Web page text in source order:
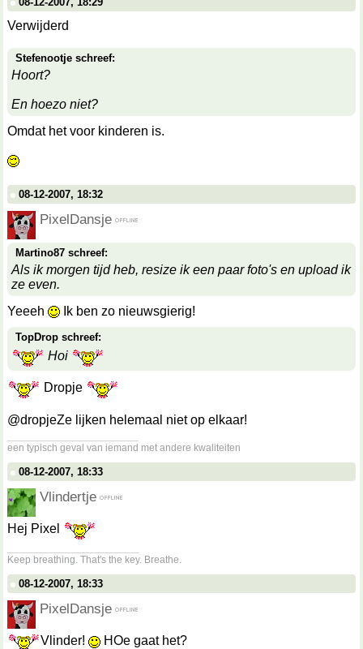
Verwijderd
Stefenootje schreef:
Hoort?
En hoezo niet?
Omdat het voor kinderen is.
08-12-2007, 18:32
PixelDansje
Martino87 schreef:
Als ik morgen tijd heb, resize ik een paar foto's en upload ik
ze even.
Yeeeh
Ik ben zo nieuwsgierig!
TopDrop schreef:
Hoi
Dropje
@dropjeZe lijken helemaal niet op elkaar!
een typisch geval van iemand met andere kwaliteiten
08-12-2007, 18:33
Vlindertje
Hej Pixel
Keep breathing. That's the key. Breathe.
08-12-2007, 18:33
PixelDansje
Vlinder!
HOe gaat het?